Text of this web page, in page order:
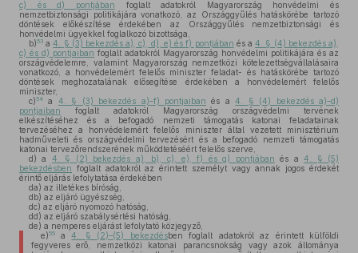
c) és d) pontjában foglalt adatokról Magyarország honvédelmi és
nemzetbiztonsági politikájára vonatkozó, az Országgyűlés hatáskörébe tartozó
döntések előkészítése érdekében az Országgyűlés nemzetbiztonsági és
honvédelmi ügyekkel foglalkozó bizottsága,
b)53 a4. § (3) bekezdés a), c), d), e) és f) pontjában és a4. § (4) bekezdés a),
c) és d) pontjaiban foglalt adatokról Magyarország honvédelmi politikájára és az
országvédelemre, valamint Magyarország nemzetközi kötelezettségvállalásaira
vonatkozó, a honvédelemért felelős miniszter feladat- és hatáskörébe tartozó
döntések meghozatalának elősegítése érdekében a honvédelemért felelős
miniszter,
c)54 a 4. § (3) bekezdés a)–f) pontjaiban és a4. § (4) bekezdés a)–d)
pontjaiban foglalt adatokról Magyarország országvédelmi tervének
elkészítéséhez és a befogadó nemzeti támogatás katonai feladatainak
tervezéséhez a honvédelemért felelős miniszter által vezetett minisztérium
hadműveleti és országvédelmi tervezésért és a befogadó nemzeti támogatás
katonai tervezőrendszerének működtetéséért felelős szerve,
d) a 4. § (2) bekezdés a), b), c), e), f) és g) pontjában és a4. § (5)
bekezdésben foglalt adatokról az érintett személyt vagy annak jogos érdekét
érintő eljárás lefolytatása érdekében
da) az illetékes bíróság,
db) az eljáró ügyészség,
dc) az eljáró nyomozó hatóság,
dd) az eljáró szabálysértési hatóság,
de) a nemperes eljárást lefolytató közjegyző,
e)55a4. § (2)–(5) bekezdésben foglalt adatokról az érintett külföldi
fegyveres erő, nemzetközi katonai parancsnokság vagy azok állománya